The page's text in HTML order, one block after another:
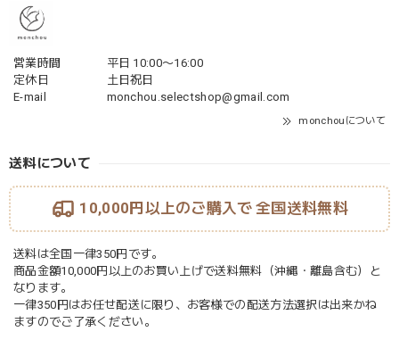
営業時間
平日 10:00〜16:00
定休日
土日祝日
E-mail
monchou.selectshop@gmail.com
monchouについて
送料について
10,000円以上のご購入で 全国送料無料
送料は全国一律350円です。
商品金額10,000円以上のお買い上げで送料無料（沖縄・離島含む）と
なります。
一律350円はお任せ配送に限り、お客様での配送方法選択は出来かね
ますのでご了承ください。